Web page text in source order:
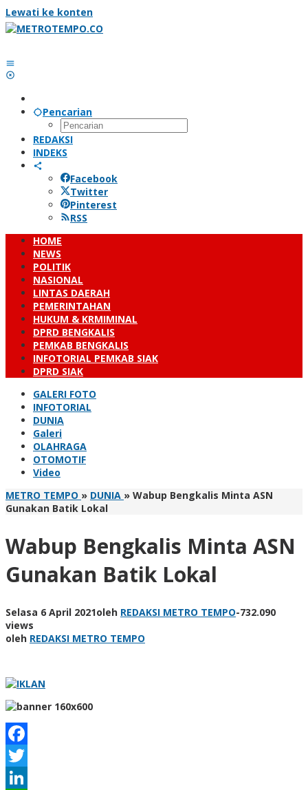
Lewati ke konten
Pencarian
REDAKSI
INDEKS
Facebook
Twitter
Pinterest
RSS
HOME
NEWS
POLITIK
NASIONAL
LINTAS DAERAH
PEMERINTAHAN
HUKUM & KRMIMINAL
DPRD BENGKALIS
PEMKAB BENGKALIS
INFOTORIAL PEMKAB SIAK
DPRD SIAK
GALERI FOTO
INFOTORIAL
DUNIA
Galeri
OLAHRAGA
OTOMOTIF
Video
METRO TEMPO » DUNIA » Wabup Bengkalis Minta ASN
Gunakan Batik Lokal
Wabup Bengkalis Minta ASN
Gunakan Batik Lokal
Selasa 6 April 2021oleh REDAKSI METRO TEMPO-732.090
views
oleh REDAKSI METRO TEMPO
Facebook
Twitter